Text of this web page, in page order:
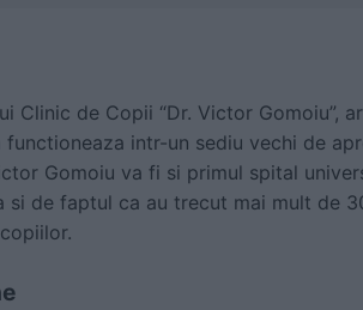
Clinic de Copii “Dr. Victor Gomoiu”,
functioneaza intr-un sediu vechi de
Gomoiu va fi si primul spital
si de faptul ca au trecut mai mult de